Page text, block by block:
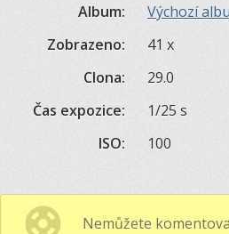
Album:
Výchozí
Zobrazeno:
41 x
Clona:
29.0
Čas expozice:
1/25 s
ISO:
100
Nemůžete